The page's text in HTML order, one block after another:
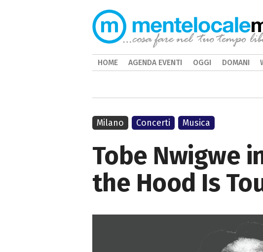
Tobe Nwigwe
the Hood Is
Milano Concerti Musica
HOME AGENDA EVENTI OGGI DOMANI